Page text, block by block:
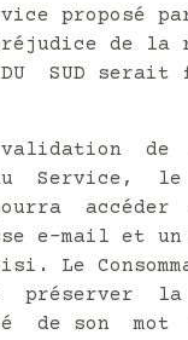
proposé par
préjudice de la
DU SUD serait
de
Service, le
pourra
e-mail et un
Le
préserver la
de son mot